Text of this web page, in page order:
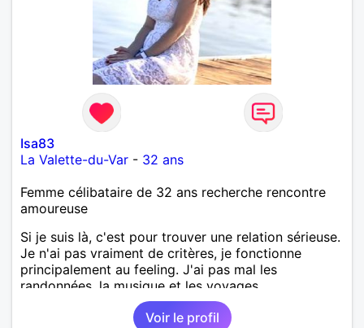
Isa83
La Valette-du-Var - 32 ans
Femme célibataire de 32 ans recherche rencontre
amoureuse
Si je suis là, c'est pour trouver une relation sérieuse.
Je n'ai pas vraiment de critères, je fonctionne
principalement au feeling. J'ai pas mal les
randonnées, la musique et les voyages.
Voir le profil